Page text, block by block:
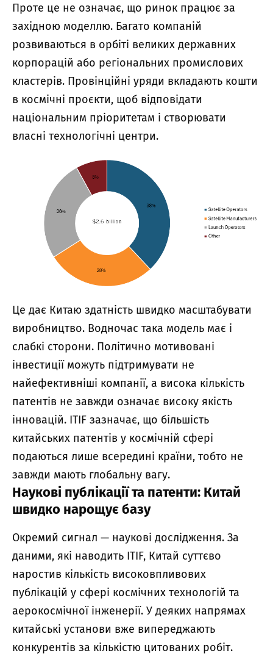
Проте це не означає, що ринок працює за
західною моделлю. Багато компаній
розвиваються в орбіті великих державних
корпорацій або регіональних промислових
кластерів. Провінційні уряди вкладають кошти
в космічні проєкти, щоб відповідати
національним пріоритетам і створювати
власні технологічні центри.
Це дає Китаю здатність швидко масштабувати
виробництво. Водночас така модель має і
слабкі сторони. Політично мотивовані
інвестиції можуть підтримувати не
найефективніші компанії, а висока кількість
патентів не завжди означає високу якість
інновацій. ITIF зазначає, що більшість
китайських патентів у космічній сфері
подаються лише всередині країни, тобто не
завжди мають глобальну вагу.
Наукові публікації та патенти: Китай
швидко нарощує базу
Окремий сигнал — наукові дослідження. За
даними, які наводить ITIF, Китай суттєво
наростив кількість високовпливових
публікацій у сфері космічних технологій та
аерокосмічної інженерії. У деяких напрямах
китайські установи вже випереджають
конкурентів за кількістю цитованих робіт.